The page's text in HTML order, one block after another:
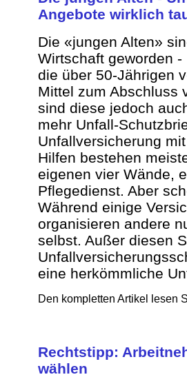
Angebote wirklich
Die «jungen Alten»
Wirtschaft geworden
die über 50-Jährigen
Mittel zum Abschluss
sind diese jedoch
mehr Unfall-
Unfallversicherung
Hilfen bestehen
eigenen vier Wände,
Pflegedienst. Aber
Während einige
organisieren andere
selbst. Außer diesen
eine herkömmliche
Den kompletten Artikel lesen
Rechtstipp:
wählen